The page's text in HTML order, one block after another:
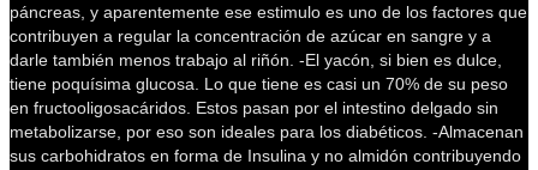
páncreas, y aparentemente ese estimulo es uno de los factores que
contribuyen a regular la concentración de azúcar en sangre y a
darle también menos trabajo al riñón. -El yacón, si bien es dulce,
tiene poquísima glucosa. Lo que tiene es casi un 70% de su peso
en fructooligosacáridos. Estos pasan por el intestino delgado sin
metabolizarse, por eso son ideales para los diabéticos. -Almacenan
sus carbohidratos en forma de Insulina y no almidón contribuyendo